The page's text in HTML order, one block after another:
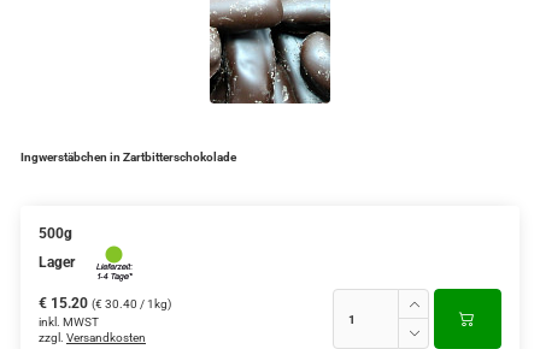
Ingwerstäbchen in Zartbitterschokolade
500g
Lager
€ 15.20 (€ 30.40 / 1kg)
inkl. MWST
zzgl. Versandkosten